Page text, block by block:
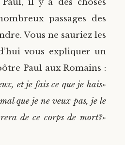
il y a des choses
passages des
Vous ne sauriez les
vous expliquer un
Paul aux Romains :
et je fais ce que je hais»
que je ne veux pas, je le
de ce corps de mort?»